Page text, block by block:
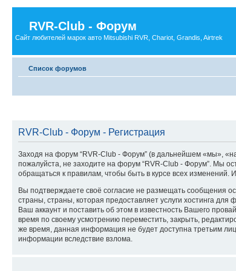
RVR-Club - Форум
Сайт любителей марок авто Mitsubishi RVR, Chariot, Grandis, Airtrek
Список форумов
RVR-Club - Форум - Регистрация
Заходя на форум “RVR-Club - Форум” (в дальнейшем «мы»,
пожалуйста, не заходите на форум “RVR-Club - Форум”. Мы
обращаться к правилам, чтобы быть в курсе всех
Вы подтверждаете своё согласие не размещать сообщения
страны, страны, которая предоставляет услуги хостинга
Ваш аккаунт и поставить об этом в известность Вашего
время по своему усмотрению переместить, закрыть,
же время, данная информация не будет доступна третьим
информации вследствие взлома.